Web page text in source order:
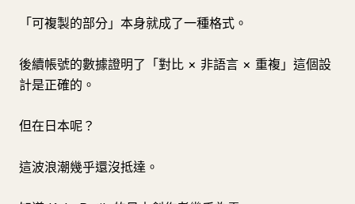
「可複製的部分」本身就成了一種格式。
後續帳號的數據證明了「對比 × 非語言 × 重複」這個設
計是正確的。
但在日本呢？
這波浪潮幾乎還沒抵達。